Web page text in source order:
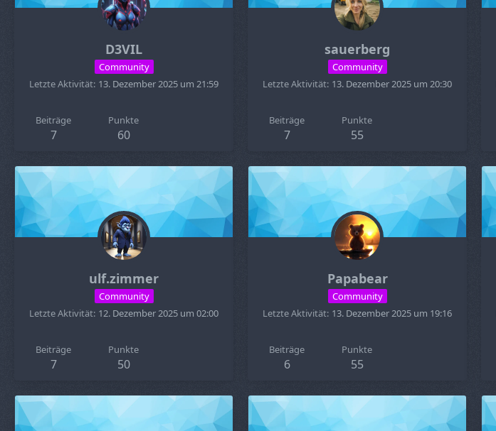
D3VIL
Community
Letzte Aktivität 13. Dezember 2025 um 21:59
Beiträge
7
Punkte
60
sauerberg
Community
Letzte Aktivität 13. Dezember 2025 um 20:30
Beiträge
7
Punkte
55
ulf.zimmer
Community
Letzte Aktivität 12. Dezember 2025 um 02:00
Beiträge
7
Punkte
50
Papabear
Community
Letzte Aktivität 13. Dezember 2025 um 19:16
Beiträge
6
Punkte
55